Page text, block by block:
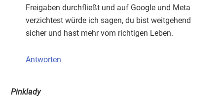
Freigaben durchfließt und auf Google und Meta
verzichtest würde ich sagen, du bist weitgehend
sicher und hast mehr vom richtigen Leben.
Antworten
Pinklady